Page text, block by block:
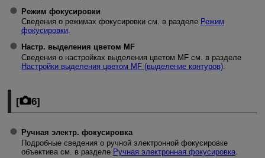
Режим фокусировки
Сведения о режимах фокусировки см. в разделе Режим
фокусировки.
Настр. выделения цветом MF
Сведения о настройках выделения цветом MF см. в разделе
Настройки выделения цветом MF (выделение контуров).
[ 6]
Ручная электр. фокусировка
Подробные сведения о ручной электронной фокусировке
объектива см. в разделе Ручная электронная фокусировка.